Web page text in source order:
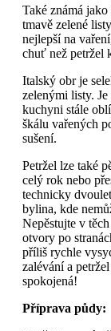
Také známá
tmavě zelené
nejlepší na
chuť než petržel
Italský obr je
zelenými listy.
kuchyni stále
škálu vařených
sušení.
Petržel lze také
celý rok nebo
technicky
bylina, kde
Nepěstujte v
otvory po
příliš rychle
zalévání a
spokojená!
Příprava půdy: